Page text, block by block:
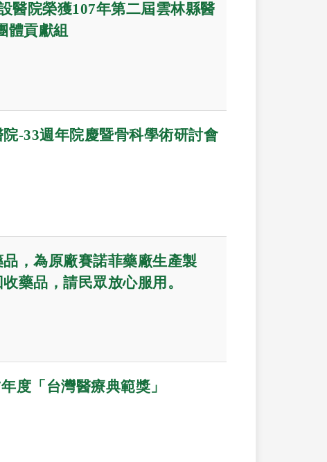
醫院榮獲107年第二屆雲林縣醫
體貢獻組
-33週年院慶暨骨科學術研討會
，為原廠賽諾菲藥廠生產製
藥品，請民眾放心服用。
度「台灣醫療典範獎」